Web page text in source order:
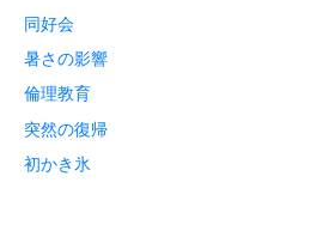
同好会
暑さの影響
倫理教育
突然の復帰
初かき氷